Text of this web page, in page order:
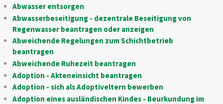
Abwasser entsorgen
Abwasserbeseitigung - dezentrale Beseitigung von
Regenwasser beantragen oder anzeigen
Abweichende Regelungen zum Schichtbetrieb
beantragen
Abweichende Ruhezeit beantragen
Adoption - Akteneinsicht beantragen
Adoption - sich als Adoptiveltern bewerben
Adoption eines ausländischen Kindes - Beurkundung im